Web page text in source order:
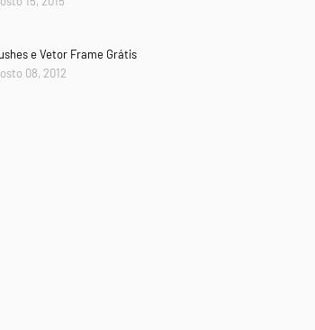
e Vetor Frame Grátis
08, 2012